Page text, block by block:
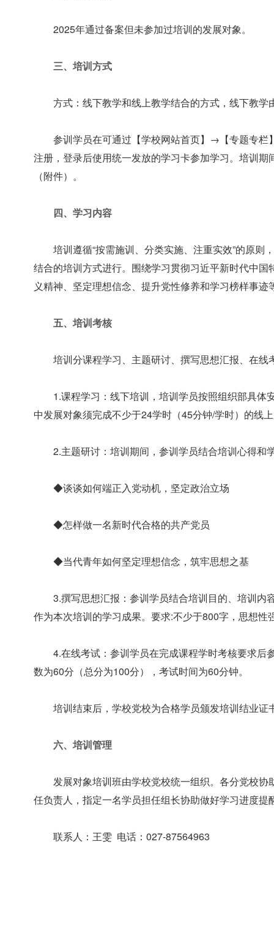
2025年通过备案但未参加过培训的发展对象。
三、培训方式
方式：线下教学和线上教学结合的方式，线下教
参训学员在可通过【学校网站首页】→【专题专
注册，登录后使用统一发放的学习卡参加学习。培训
（附件）。
四、学习内容
培训遵循“按需施训、分类实施、注重实效”的原则
结合的培训方式进行。围绕学习贯彻习近平新时代中
义精神、坚定理想信念、提升党性修养和学习榜样事迹
五、培训考核
培训分课程学习、主题研讨、撰写思想汇报、在线
1.课程学习：线下培训，培训学员按照组织部具
中发展对象须完成不少于24学时（45分钟/学时）的线
2.主题研讨：培训期间，参训学员结合培训心得
◆谈谈如何端正入党动机，坚定政治立场
◆怎样做一名新时代合格的共产党员
◆当代青年如何坚定理想信念，筑牢思想之基
3.撰写思想汇报：参训学员结合培训目的、培训内
作为本次培训的学习成果。要求:不少于800字，思想
4.在线考试：参训学员在完成课程学时考核要求
数为60分（总分为100分），考试时间为60分钟。
培训结束后，学校党校为合格学员颁发培训结业证
六、培训管理
发展对象培训班由学校党校统一组织。各分党校
任负责人，指定一名学员担任组长协助做好学习进度提
联系人：王雯 电话：027-87564963